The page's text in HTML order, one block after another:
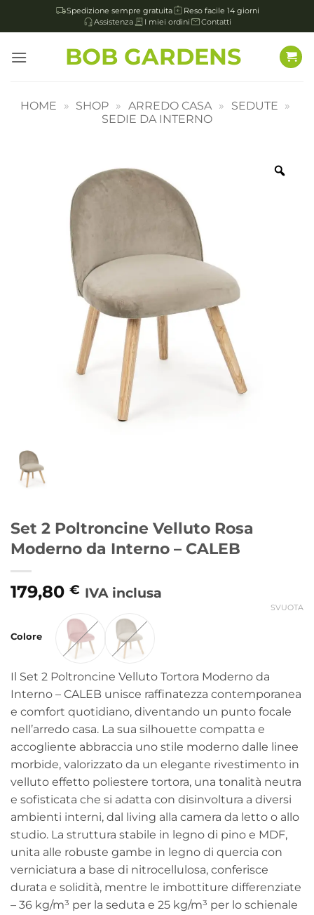
Spedizione sempre gratuita
Reso facile 14 giorni
Assistenza
I miei ordini Contatti
BOB GARDENS
HOME » SHOP » ARREDO CASA » SEDUTE »
SEDIE DA INTERNO
Set 2 Poltroncine Velluto Rosa
Moderno da Interno – CALEB
179,80 € IVA inclusa
Colore
SVUOTA
Il Set 2 Poltroncine Velluto Tortora Moderno da
Interno – CALEB unisce raffinatezza contemporanea
e comfort quotidiano, diventando un punto focale
nell’arredo casa. La sua silhouette compatta e
accogliente abbraccia uno stile moderno dalle linee
morbide, valorizzato da un elegante rivestimento in
velluto effetto poliestere tortora, una tonalità neutra
e sofisticata che si adatta con disinvoltura a diversi
ambienti interni, dal living alla camera da letto o allo
studio. La struttura stabile in legno di pino e MDF,
unita alle robuste gambe in legno di quercia con
verniciatura a base di nitrocellulosa, conferisce
durata e solidità, mentre le imbottiture differenziate
– 36 kg/m³ per la seduta e 25 kg/m³ per lo schienale
Alternative: